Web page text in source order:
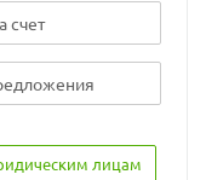
счет
лицам